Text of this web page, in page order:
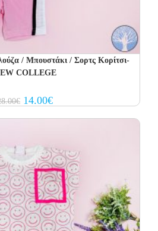
/ Μπουστάκι / Σορτς Κορίτσι-
COLLEGE
€ Original
price
14.00€Current
price